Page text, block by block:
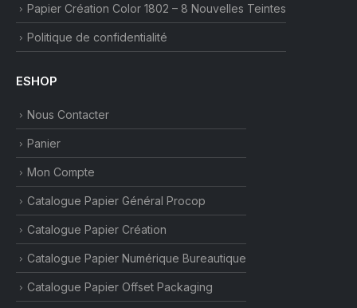
Papier Création Color 1802 – 8 Nouvelles Teintes
Politique de confidentialité
ESHOP
Nous Contacter
Panier
Mon Compte
Catalogue Papier Général Procop
Catalogue Papier Création
Catalogue Papier Numérique Bureautique
Catalogue Papier Offset Packaging